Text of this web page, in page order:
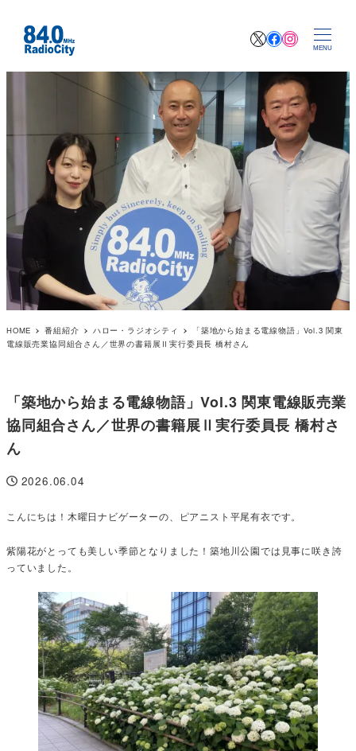
XFacebook
MENU
HOME 番組紹介 ハロー・ラジオシティ
「築地から始まる電線物語」Vol.3 関東
電線販売業協同組合さん／世界の書籍展Ⅱ実行委員長 橋村さん
「築地から始まる電線物語」Vol.3 関東電線販売業
協同組合さん／世界の書籍展Ⅱ実行委員長 橋村さ
ん
投稿日
2026.06.04
こんにちは！木曜日ナビゲーターの、ピアニスト平尾有衣です。
紫陽花がとっても美しい季節となりました！築地川公園では見事に咲き誇
っていました。